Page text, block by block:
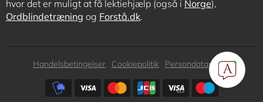
hvor det er muligt at få lektiehjælp (også i Norge),
Ordblindetræning og Forstå.dk.
Subfooter
Handelsbetingelser Cookiepolitik
Persondatapolitik
Subfooter
payment